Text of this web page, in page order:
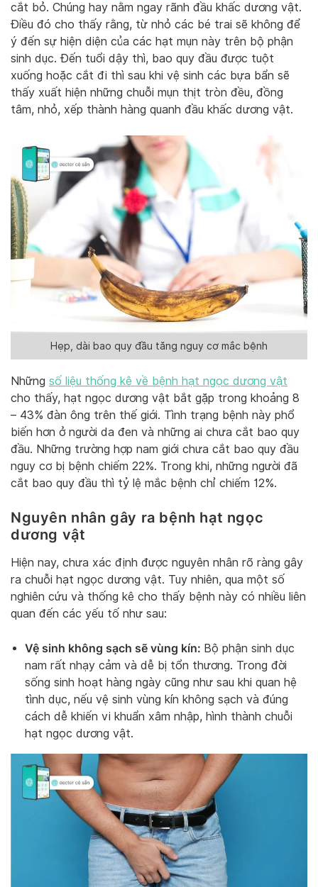
cắt bỏ. Chúng hay nằm ngay rãnh đầu khấc dương vật.
Điều đó cho thấy rằng, từ nhỏ các bé trai sẽ không để
ý đến sự hiện diện của các hạt mụn này trên bộ phận
sinh dục. Đến tuổi dậy thì, bao quy đầu được tuột
xuống hoặc cắt đi thì sau khi vệ sinh các bựa bẩn sẽ
thấy xuất hiện những chuỗi mụn thịt tròn đều, đồng
tâm, nhỏ, xếp thành hàng quanh đầu khấc dương vật.
Hẹp, dài bao quy đầu tăng nguy cơ mắc bệnh
Những số liệu thống kê về bệnh hạt ngọc dương vật
cho thấy, hạt ngọc dương vật bắt gặp trong khoảng 8
– 43% đàn ông trên thế giới. Tình trạng bệnh này phổ
biến hơn ở người da đen và những ai chưa cắt bao quy
đầu. Những trường hợp nam giới chưa cắt bao quy đầu
nguy cơ bị bệnh chiếm 22%. Trong khi, những người đã
cắt bao quy đầu thì tỷ lệ mắc bệnh chỉ chiếm 12%.
Nguyên nhân gây ra bệnh hạt ngọc
dương vật
Hiện nay, chưa xác định được nguyên nhân rõ ràng gây
ra chuỗi hạt ngọc dương vật. Tuy nhiên, qua một số
nghiên cứu và thống kê cho thấy bệnh này có nhiều liên
quan đến các yếu tố như sau:
Vệ sinh không sạch sẽ vùng kín: Bộ phận sinh dục
nam rất nhạy cảm và dễ bị tổn thương. Trong đời
sống sinh hoạt hàng ngày cũng như sau khi quan hệ
tình dục, nếu vệ sinh vùng kín không sạch và đúng
cách dễ khiến vi khuẩn xâm nhập, hình thành chuỗi
hạt ngọc dương vật.